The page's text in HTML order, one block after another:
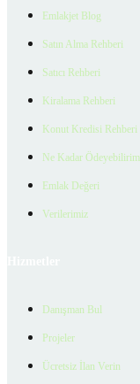
Emlakjet Blog
Satın Alma Rehberi
Satıcı Rehberi
Kiralama Rehberi
Konut Kredisi Rehberi
Ne Kadar Ödeyebilirim
Emlak Değeri
Verilerimiz
Danışman Bul
Projeler
Ücretsiz İlan Verin